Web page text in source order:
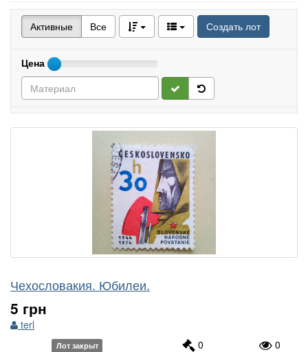
Активные Все Создать лот
Цена
Чехословакия. Юбилеи.
5 грн
terl
Лот закрыт 0 0